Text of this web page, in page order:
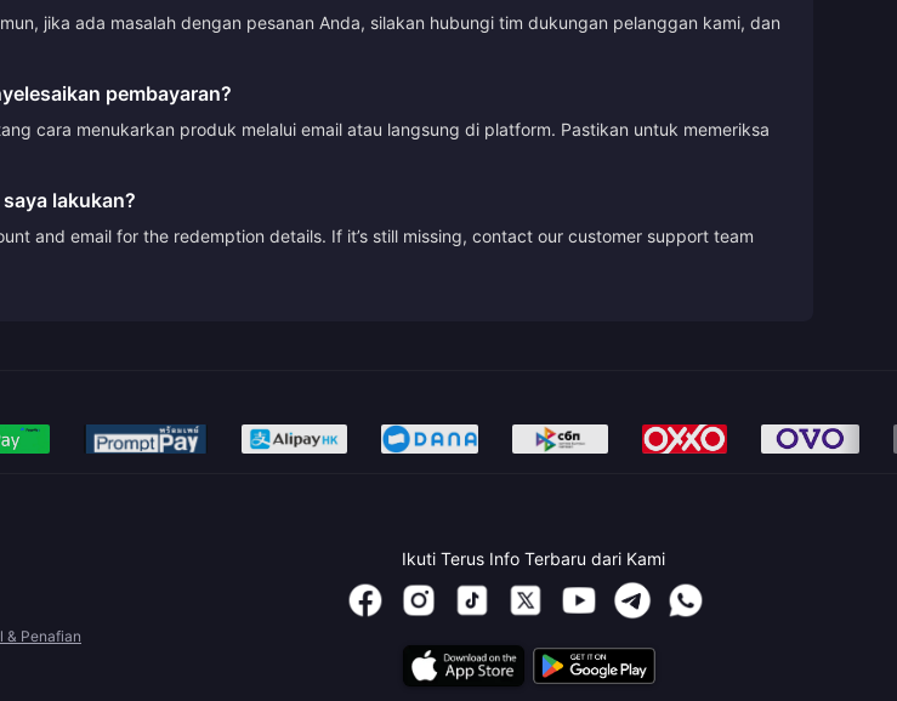
jika ada masalah dengan pesanan Anda, silakan hubungi tim dukungan pelanggan kami, dan
pembayaran?
cara menukarkan produk melalui email atau langsung di platform. Pastikan untuk memeriksa
lakukan?
and email for the redemption details. If it’s still missing, contact our customer support team
& Penafian
Ikuti Terus Info Terbaru dari Kami